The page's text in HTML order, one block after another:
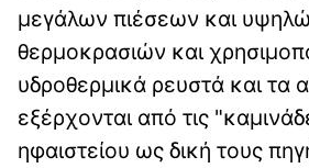
μεγάλων πιέσεων και
θερμοκρασιών και
υδροθερμικά ρευστά και τα
εξέρχονται από τις
ηφαιστείου ως δική τους